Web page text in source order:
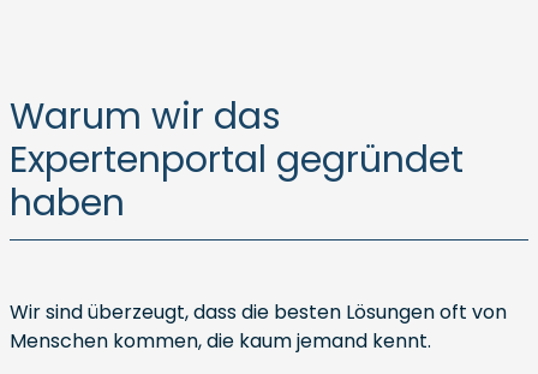
Warum wir das
Expertenportal gegründet
haben
Wir sind überzeugt, dass die besten Lösungen oft von
Menschen kommen, die kaum jemand kennt.